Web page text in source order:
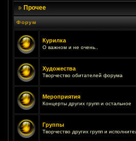
Прочее
Форум
Курилка
О важном и не очень..
Художества
Творчество обитателей форума
Мероприятия
Концерты других групп и остальное
Группы
Творчество других групп и